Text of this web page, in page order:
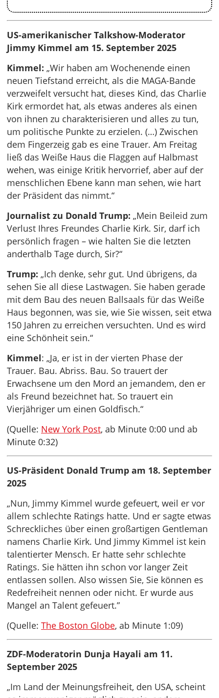
US-amerikanischer Talkshow-Moderator
Jimmy Kimmel am 15. September 2025
Kimmel: „Wir haben am Wochenende einen
neuen Tiefstand erreicht, als die MAGA-Bande
verzweifelt versucht hat, dieses Kind, das Charlie
Kirk ermordet hat, als etwas anderes als einen
von ihnen zu charakterisieren und alles zu tun,
um politische Punkte zu erzielen. (…) Zwischen
dem Fingerzeig gab es eine Trauer. Am Freitag
ließ das Weiße Haus die Flaggen auf Halbmast
wehen, was einige Kritik hervorrief, aber auf der
menschlichen Ebene kann man sehen, wie hart
der Präsident das nimmt.“
Journalist zu Donald Trump: „Mein Beileid zum
Verlust Ihres Freundes Charlie Kirk. Sir, darf ich
persönlich fragen – wie halten Sie die letzten
anderthalb Tage durch, Sir?“
Trump: „Ich denke, sehr gut. Und übrigens, da
sehen Sie all diese Lastwagen. Sie haben gerade
mit dem Bau des neuen Ballsaals für das Weiße
Haus begonnen, was sie, wie Sie wissen, seit etwa
150 Jahren zu erreichen versuchten. Und es wird
eine Schönheit sein.“
Kimmel: „Ja, er ist in der vierten Phase der
Trauer. Bau. Abriss. Bau. So trauert der
Erwachsene um den Mord an jemandem, den er
als Freund bezeichnet hat. So trauert ein
Vierjähriger um einen Goldfisch.“
(Quelle: New York Post, ab Minute 0:00 und ab
Minute 0:32)
US-Präsident Donald Trump am 18. September
2025
„Nun, Jimmy Kimmel wurde gefeuert, weil er vor
allem schlechte Ratings hatte. Und er sagte etwas
Schreckliches über einen großartigen Gentleman
namens Charlie Kirk. Und Jimmy Kimmel ist kein
talentierter Mensch. Er hatte sehr schlechte
Ratings. Sie hätten ihn schon vor langer Zeit
entlassen sollen. Also wissen Sie, Sie können es
Redefreiheit nennen oder nicht. Er wurde aus
Mangel an Talent gefeuert.”
(Quelle: The Boston Globe, ab Minute 1:09)
ZDF-Moderatorin Dunja Hayali am 11.
September 2025
„Im Land der Meinungsfreiheit, den USA, scheint